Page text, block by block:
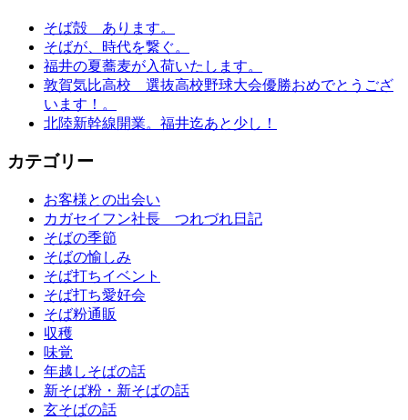
そば殻 あります。
そばが、時代を繋ぐ。
福井の夏蕎麦が入荷いたします。
敦賀気比高校 選抜高校野球大会優勝おめでとうござ
います！。
北陸新幹線開業。福井迄あと少し！
カテゴリー
お客様との出会い
カガセイフン社長 つれづれ日記
そばの季節
そばの愉しみ
そば打ちイベント
そば打ち愛好会
そば粉通販
収穫
味覚
年越しそばの話
新そば粉・新そばの話
玄そばの話